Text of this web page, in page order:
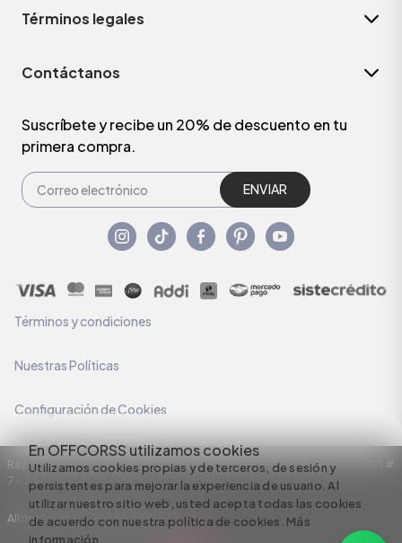
En OFFCORSS utilizamos cookies
Utilizamos cookies propias y de terceros, de sesión y
persistentes para mejorar la experiencia de usuario. Al
utilizar nuestro sitio web, usted acepta todas las cookies
de acuerdo con nuestra política de cookies. Más
información
Términos legales
Contáctanos
Suscríbete y recibe un 20% de descuento en tu
primera compra.
ENVIAR
Términos y condiciones
Nuestras Políticas
Configuración de Cookies
Razón Social: C.I HERMECO S.A. NIT: 890924167-6 Dirección: Carrera 50 #
7 – 35
All rights reserved empowered by